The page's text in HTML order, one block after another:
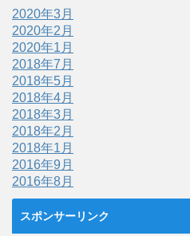
2020年3月
2020年2月
2020年1月
2018年7月
2018年5月
2018年4月
2018年3月
2018年2月
2018年1月
2016年9月
2016年8月
スポンサーリンク